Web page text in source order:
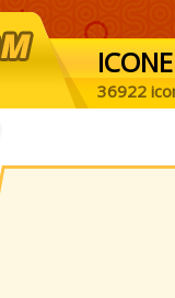
ICONE
36922